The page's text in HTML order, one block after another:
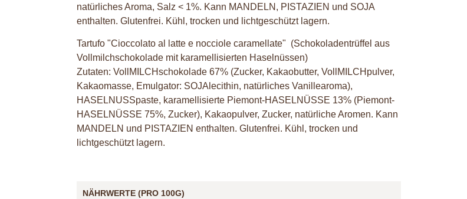
natürliches Aroma, Salz < 1%. Kann MANDELN, PISTAZIEN und SOJA
enthalten. Glutenfrei. Kühl, trocken und lichtgeschützt lagern.
Tartufo "Cioccolato al latte e nocciole caramellate" (Schokoladentrüffel aus
Vollmilchschokolade mit karamellisierten Haselnüssen)
Zutaten: VollMILCHschokolade 67% (Zucker, Kakaobutter, VollMILCHpulver,
Kakaomasse, Emulgator: SOJAlecithin, natürliches Vanillearoma),
HASELNUSSpaste, karamellisierte Piemont-HASELNÜSSE 13% (Piemont-
HASELNÜSSE 75%, Zucker), Kakaopulver, Zucker, natürliche Aromen. Kann
MANDELN und PISTAZIEN enthalten. Glutenfrei. Kühl, trocken und
lichtgeschützt lagern.
NÄHRWERTE (PRO 100G)